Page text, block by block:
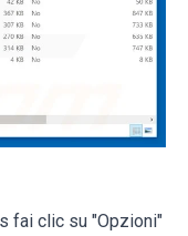
fai clic su "Opzioni"